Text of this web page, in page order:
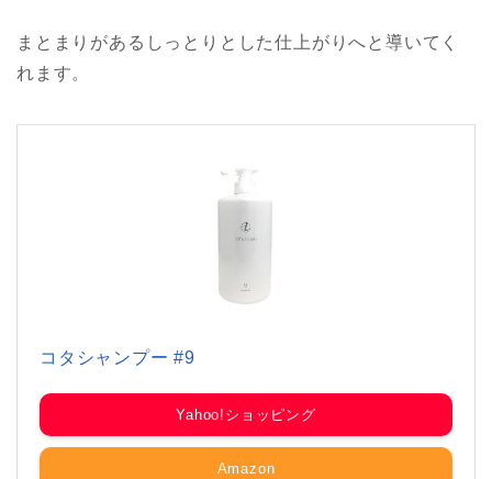
まとまりがあるしっとりとした仕上がりへと導いてく
れます。
コタシャンプー #9
Yahoo!ショッピング
Amazon